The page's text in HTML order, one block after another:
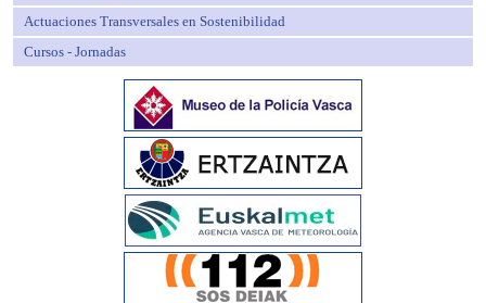
Actuaciones Transversales en Sostenibilidad
Cursos - Jornadas